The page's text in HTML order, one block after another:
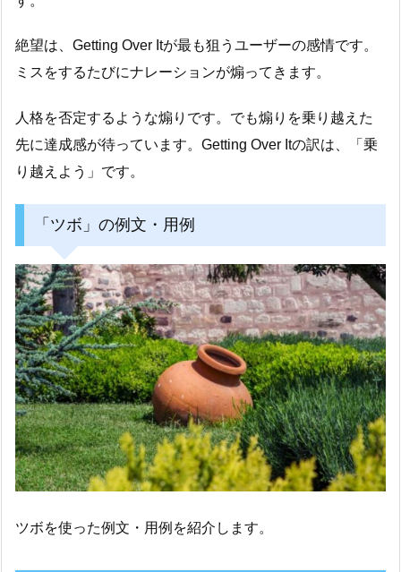
絶望は、Getting Over Itが最も狙うユーザーの感情です。
ミスをするたびにナレーションが煽ってきます。
人格を否定するような煽りです。でも煽りを乗り越えた
先に達成感が待っています。Getting Over Itの訳は、「乗
り越えよう」です。
「ツボ」の例文・用例
ツボを使った例文・用例を紹介します。